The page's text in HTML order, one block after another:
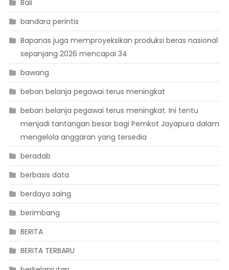
Bali
bandara perintis
Bapanas juga memproyeksikan produksi beras nasional
sepanjang 2026 mencapai 34
bawang
beban belanja pegawai terus meningkat
beban belanja pegawai terus meningkat. Ini tentu
menjadi tantangan besar bagi Pemkot Jayapura dalam
mengelola anggaran yang tersedia
beradab
berbasis data
berdaya saing
berimbang
BERITA
BERITA TERBARU